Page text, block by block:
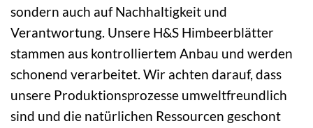
sondern auch auf Nachhaltigkeit und
Verantwortung. Unsere H&S Himbeerblätter
stammen aus kontrolliertem Anbau und werden
schonend verarbeitet. Wir achten darauf, dass
unsere Produktionsprozesse umweltfreundlich
sind und die natürlichen Ressourcen geschont